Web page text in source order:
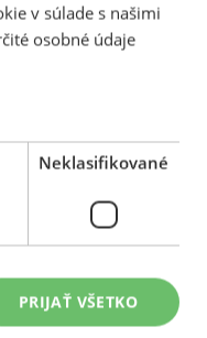
Anapurny. Dnes patrí
zázemia
1981 znamenal
S1 ​​v San Remo Rally a
úspech s prvou
proti prepichnutiu
zúčastnil. Kleber
Kleber už vyše
aj traktorové vozidlá.
Zobraziť
v súlade s našimi
osobné údaje
Neklasifikované
PRIJAŤ VŠETKO